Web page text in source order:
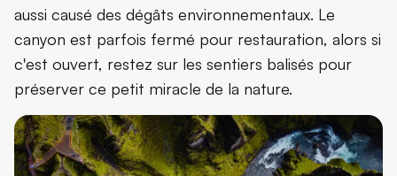
aussi causé des dégâts environnementaux. Le
canyon est parfois fermé pour restauration, alors si
c'est ouvert, restez sur les sentiers balisés pour
préserver ce petit miracle de la nature.